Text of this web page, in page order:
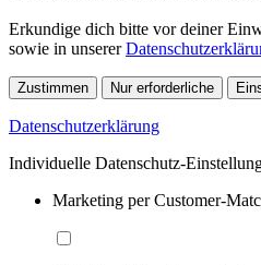
Erkundige dich bitte vor deiner
sowie in unserer
Zustimmen Nur erforderliche
Datenschutzerklärung
Individuelle Datenschutz-
Marketing per Customer-